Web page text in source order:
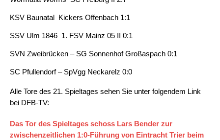
KSV Baunatal  Kickers Offenbach 1:1
SSV Ulm 1846  1. FSV Mainz 05 II 0:1
SVN Zweibrücken – SG Sonnenhof Großaspach 0:1
SC Pfullendorf – SpVgg Neckarelz 0:0
Alle Tore des 21. Spieltages sehen Sie unter folgendem Link
bei DFB-TV:
Das Tor des Spieltages schoss Lars Bender zur
zwischenzeitlichen 1:0-Führung von Eintracht Trier beim